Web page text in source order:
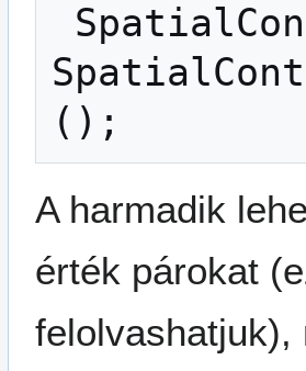
();
A harmadik
érték párokat